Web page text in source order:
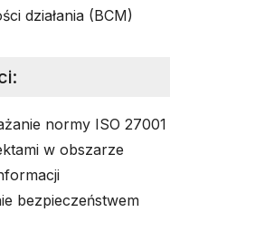
działania (BCM)
:
normy ISO 27001
w obszarze
bezpieczeństwem